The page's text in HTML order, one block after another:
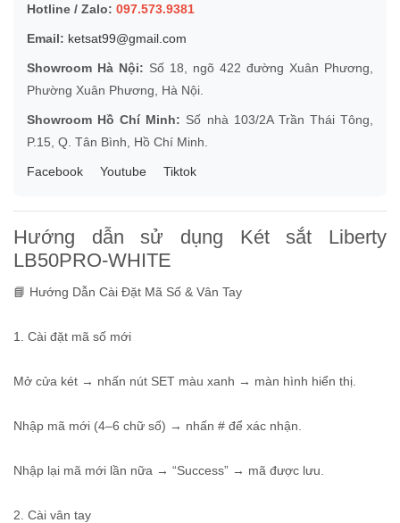
Hotline / Zalo: 097.573.9381
Email: ketsat99@gmail.com
Showroom Hà Nội: Số 18, ngõ 422 đường Xuân Phương,
Phường Xuân Phương, Hà Nội.
Showroom Hồ Chí Minh: Số nhà 103/2A Trần Thái Tông,
P.15, Q. Tân Bình, Hồ Chí Minh.
Facebook Youtube Tiktok
Hướng dẫn sử dụng Két sắt Liberty
LB50PRO-WHITE
📘 Hướng Dẫn Cài Đặt Mã Số & Vân Tay
1. Cài đặt mã số mới
Mở cửa két → nhấn nút SET màu xanh → màn hình hiển thị.
Nhập mã mới (4–6 chữ số) → nhấn # để xác nhận.
Nhập lại mã mới lần nữa → “Success” → mã được lưu.
2. Cài vân tay